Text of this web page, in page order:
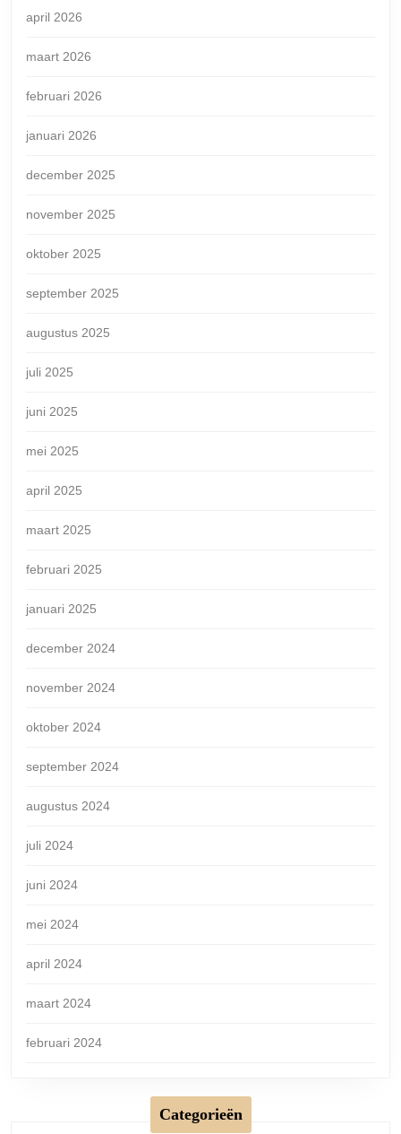
april 2026
maart 2026
februari 2026
januari 2026
december 2025
november 2025
oktober 2025
september 2025
augustus 2025
juli 2025
juni 2025
mei 2025
april 2025
maart 2025
februari 2025
januari 2025
december 2024
november 2024
oktober 2024
september 2024
augustus 2024
juli 2024
juni 2024
mei 2024
april 2024
maart 2024
februari 2024
Categorieën